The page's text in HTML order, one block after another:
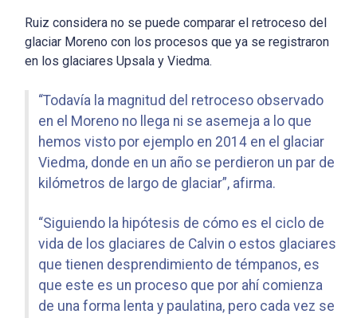
Ruiz considera no se puede comparar el retroceso del
glaciar Moreno con los procesos que ya se registraron
en los glaciares Upsala y Viedma.
“Todavía la magnitud del retroceso observado
en el Moreno no llega ni se asemeja a lo que
hemos visto por ejemplo en 2014 en el glaciar
Viedma, donde en un año se perdieron un par de
kilómetros de largo de glaciar”, afirma.
“Siguiendo la hipótesis de cómo es el ciclo de
vida de los glaciares de Calvin o estos glaciares
que tienen desprendimiento de témpanos, es
que este es un proceso que por ahí comienza
de una forma lenta y paulatina, pero cada vez se